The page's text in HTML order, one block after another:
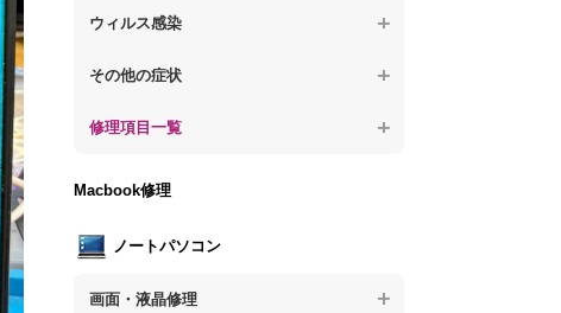
返す
【デスクトップPC】修復モードから復旧で
【デスクトップPC】その他の起動しない問
【デスクトップPC】異音や熱に関するその
【デスクトップPC】起動しないPCのデー
【デスクトップPC】ログインできないPC
他の問題
ウィルス感染
【デスクトップPC】特定のプログラムを削
【デスクトップPC】ウィルスにより正常動
【デスクトップPC】セキュリティ対策をし
【デスクトップPC】ウィルス感染のその他
の問題
その他の症状
【デスクトップPC】事例紹介
修理項目一覧
【デスクトップPC】電源故障
【デスクトップPC】液晶ディスプレイ交換
Macbook修理
ノートパソコン
画面・液晶修理